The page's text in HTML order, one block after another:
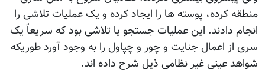
منطقه کرده، پوسته ها را ایجاد کرده و یک عملیات تلاشی را
انجام دادند. این عملیات جستجو یا تلاشی بود که سریعاً یک
سری از اعمال جنایت و چور و چپاول را به وجود آورد طوریکه
شواهد عینی غیر نظامی ذیل شرح داده اند.